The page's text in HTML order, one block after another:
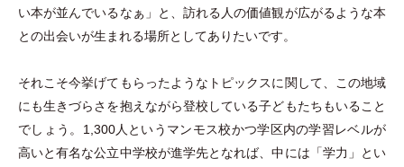
い本が並んでいるなぁ 」
と、訪れる人の価値観が広がるような本
との出会いが生まれる場所としてありたいです。
それこそ今挙げてもらったようなトピックスに関して、この地域
にも生きづらさを抱えながら登校している子どもたちもいること
でしょう。1,300人というマンモス校かつ学区内の学習レベルが
高いと有名な公立中学校が進学先となれば、中には 「学力 」
とい